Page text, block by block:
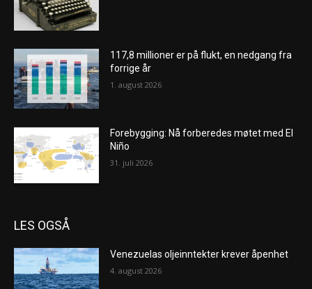
117,8 millioner er på flukt, en nedgang fra
forrige år
1. august 2026
Forebygging: Nå forberedes møtet med El
Niño
31. juli 2026
LES OGSÅ
Venezuelas oljeinntekter krever åpenhet
4. august 2026